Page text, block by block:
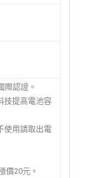
際認證。
技提高電池容
使用請取出電
價20元。